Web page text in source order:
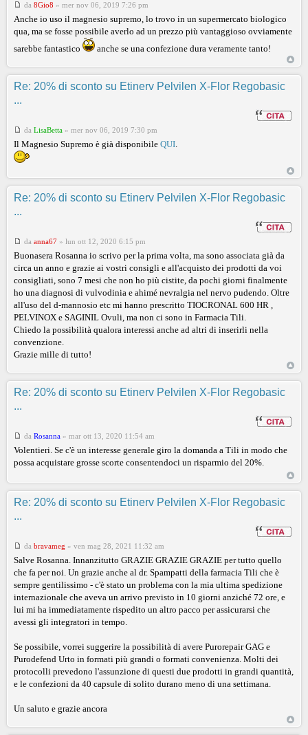
da 8Gio8 » mer nov 06, 2019 7:26 pm
Anche io uso il magnesio supremo, lo trovo in un supermercato biologico
qua, ma se fosse possibile averlo ad un prezzo più vantaggioso ovviamente
sarebbe fantastico
anche se una confezione dura veramente tanto!
Re: 20% di sconto su Etinerv Pelvilen X-Flor Regobasic
...
da LisaBetta » mer nov 06, 2019 7:30 pm
Il Magnesio Supremo è già disponibile QUI.
Re: 20% di sconto su Etinerv Pelvilen X-Flor Regobasic
...
da anna67 » lun ott 12, 2020 6:15 pm
Buonasera Rosanna io scrivo per la prima volta, ma sono associata già da
circa un anno e grazie ai vostri consigli e all'acquisto dei prodotti da voi
consigliati, sono 7 mesi che non ho più cistite, da pochi giorni finalmente
ho una diagnosi di vulvodinia e ahimé nevralgia nel nervo pudendo. Oltre
all'uso del d-mannosio etc mi hanno prescritto TIOCRONAL 600 HR ,
PELVINOX e SAGINIL Ovuli, ma non ci sono in Farmacia Tili.
Chiedo la possibilità qualora interessi anche ad altri di inserirli nella
convenzione.
Grazie mille di tutto!
Re: 20% di sconto su Etinerv Pelvilen X-Flor Regobasic
...
da Rosanna » mar ott 13, 2020 11:54 am
Volentieri. Se c'è un interesse generale giro la domanda a Tili in modo che
possa acquistare grosse scorte consentendoci un risparmio del 20%.
Re: 20% di sconto su Etinerv Pelvilen X-Flor Regobasic
...
da bravameg » ven mag 28, 2021 11:32 am
Salve Rosanna. Innanzitutto GRAZIE GRAZIE GRAZIE per tutto quello
che fa per noi. Un grazie anche al dr. Spampatti della farmacia Tili che è
sempre gentilissimo - c'è stato un problema con la mia ultima spedizione
internazionale che aveva un arrivo previsto in 10 giorni anziché 72 ore, e
lui mi ha immediatamente rispedito un altro pacco per assicurarsi che
avessi gli integratori in tempo.
Se possibile, vorrei suggerire la possibilità di avere Purorepair GAG e
Purodefend Urto in formati più grandi o formati convenienza. Molti dei
protocolli prevedono l'assunzione di questi due prodotti in grandi quantità,
e le confezioni da 40 capsule di solito durano meno di una settimana.
Un saluto e grazie ancora